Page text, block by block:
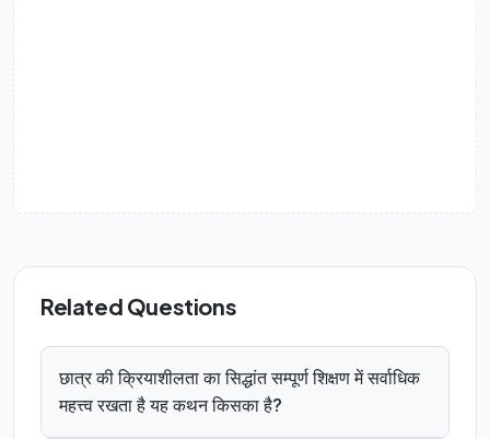
Related Questions
छात्र की क्रियाशीलता का सिद्धांत सम्पूर्ण शिक्षण में सर्वाधिक
महत्त्व रखता है यह कथन किसका है?